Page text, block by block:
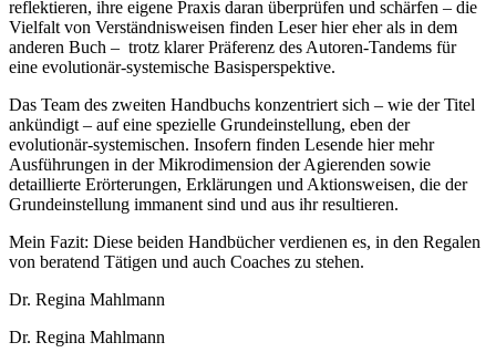
reflektieren, ihre eigene Praxis daran überprüfen und schärfen – die
Vielfalt von Verständnisweisen finden Leser hier eher als in dem
anderen Buch – trotz klarer Präferenz des Autoren-Tandems für
eine evolutionär-systemische Basisperspektive.
Das Team des zweiten Handbuchs konzentriert sich – wie der Titel
ankündigt – auf eine spezielle Grundeinstellung, eben der
evolutionär-systemischen. Insofern finden Lesende hier mehr
Ausführungen in der Mikrodimension der Agierenden sowie
detaillierte Erörterungen, Erklärungen und Aktionsweisen, die der
Grundeinstellung immanent sind und aus ihr resultieren.
Mein Fazit: Diese beiden Handbücher verdienen es, in den Regalen
von beratend Tätigen und auch Coaches zu stehen.
Dr. Regina Mahlmann
Dr. Regina Mahlmann